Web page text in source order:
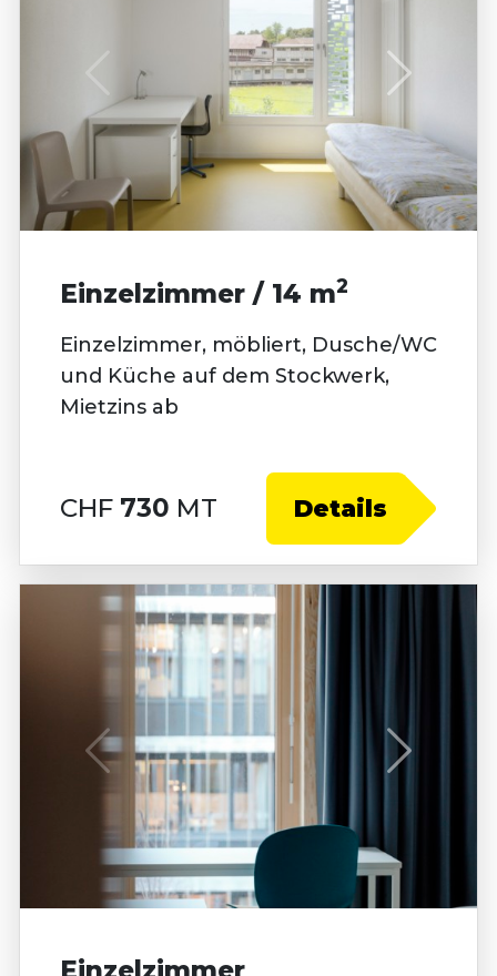
Einzelzimmer / 14 m2
Einzelzimmer, möbliert, Dusche/WC
und Küche auf dem Stockwerk,
Mietzins ab
CHF 730 MT Details